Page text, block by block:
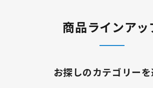
商品ラインアッ
お探しのカテゴリー